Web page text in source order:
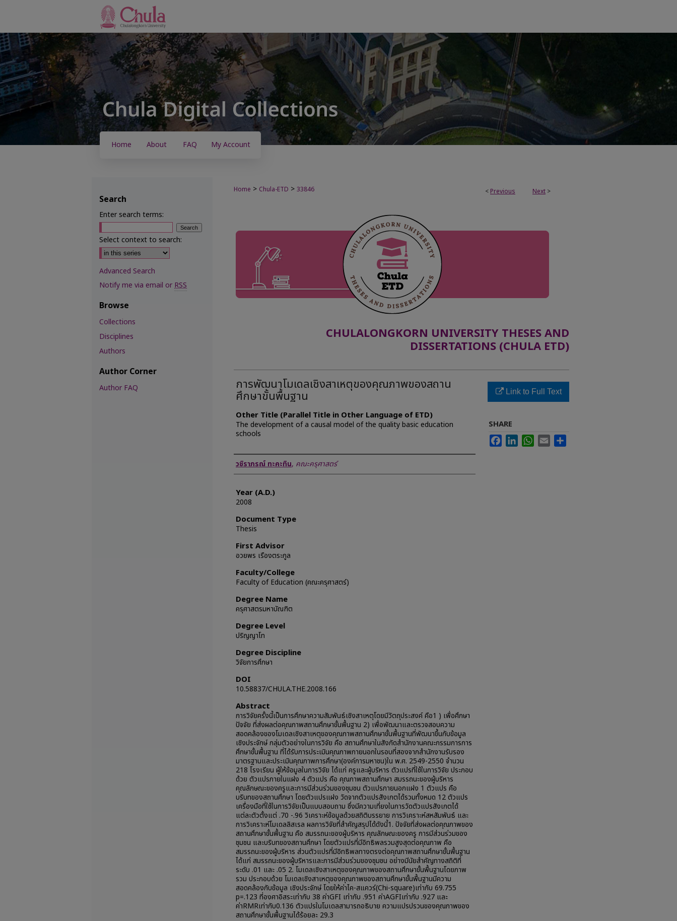
Home About FAQ My Account
< Previous Next >
Home > Chula-ETD > 33846
CHULALONGKORN UNIVERSITY THESES AND
DISSERTATIONS (CHULA ETD)
การพัฒนาโมเดลเชิงสาเหตุของคุณภาพของสถาน
ศึกษาขั้นพื้นฐาน
Other Title (Parallel Title in Other Language of ETD)
The development of a causal model of the quality basic education
schools
Author
วชิราภรณ์ ทะคะทิน, คณะครุศาสตร์
Year (A.D.)
2008
Document Type
Thesis
First Advisor
อวยพร เรืองตระกูล
Faculty/College
Faculty of Education (คณะครุศาสตร์)
Degree Name
ครุศาสตรมหาบัณฑิต
Degree Level
ปริญญาโท
Degree Discipline
วิจัยการศึกษา
DOI
10.58837/CHULA.THE.2008.166
Abstract
การวิจัยครั้งนี้เป็นการศึกษาความสัมพันธ์เชิงสาเหตุโดยมีวัตถุประสงค์ คือ1 ) เพื่อศึกษา
ปัจจัย ที่ส่งผลต่อคุณภาพสถานศึกษาขั้นพื้นฐาน 2) เพื่อพัฒนาและตรวจสอบความ
สอดคล้องของโมเดลเชิงสาเหตุของคุณภาพสถานศึกษาขั้นพื้นฐานที่พัฒนาขึ้นกับข้อมูล
เชิงประจักษ์ กลุ่มตัวอย่างในการวิจัย คือ สถานศึกษาในสังกัดสำนักงานคณะกรรมการการ
ศึกษาขั้นพื้นฐาน ที่ได้รับการประเมินคุณภาพภายนอกในรอบที่สองจากสำนักงานรับรอง
มาตรฐานและประเมินคุณภาพการศึกษา(องค์การมหาชน)ใน พ.ศ. 2549-2550 จำนวน
218 โรงเรียน ผู้ให้ข้อมูลในการวิจัย ได้แก่ ครูและผู้บริหาร ตัวแปรที่ใช้ในการวิจัย ประกอบ
ด้วย ตัวแปรภายในแฝง 4 ตัวแปร คือ คุณภาพสถานศึกษา สมรรถนะของผู้บริหาร
คุณลักษณะของครูและการมีส่วนร่วมของชุมชน ตัวแปรภายนอกแฝง 1 ตัวแปร คือ
บริบทของสถานศึกษา โดยตัวแปรแฝง วัดจากตัวแปรสังเกตได้รวมทั้งหมด 12 ตัวแปร
เครื่องมือที่ใช้ในการวิจัยเป็นแบบสอบถาม ซึ่งมีความเที่ยงในการวัดตัวแปรสังเกตได้
แต่ละตัวตั้งแต่ .70 -.96 วิเคราะห์ข้อมูลด้วยสถิติบรรยาย การวิเคราะห์สหสัมพันธ์ และ
การวิเคราะห์โมเดลลิสเรล ผลการวิจัยที่สำคัญสรุปได้ดังนี้1. ปัจจัยที่ส่งผลต่อคุณภาพของ
สถานศึกษาขั้นพื้นฐาน คือ สมรรถนะของผู้บริหาร คุณลักษณะของครู การมีส่วนร่วมของ
ชุมชน และบริบทของสถานศึกษา โดยตัวแปรที่มีอิทธิพลรวมสูงสุดต่อคุณภาพ คือ
สมรรถนะของผู้บริหาร ส่วนตัวแปรที่มีอิทธิพลทางตรงต่อคุณภาพสถานศึกษาขั้นพื้นฐาน
ได้แก่ สมรรถนะของผู้บริหารและการมีส่วมร่วมของชุมชน อย่างมีนัยสำคัญทางสถิติที่
ระดับ .01 และ .05 2. โมเดลเชิงสาเหตุของคุณภาพของสถานศึกษาขั้นพื้นฐานโดยภาพ
รวม ประกอบด้วย โมเดลเชิงสาเหตุของคุณภาพของสถานศึกษาขั้นพื้นฐานมีความ
สอดคล้องกับข้อมูล เชิงประจักษ์ โดยให้ค่าไค-สแควร์(Chi-square)เท่ากับ 69.755
p=.123 ที่องศาอิสระเท่ากับ 38 ค่าGFI เท่ากับ .951 ค่าAGFIเท่ากับ .927 และ
ค่าRMRเท่ากับ0.136 ตัวแปรในโมเดลสามารถอธิบาย ความแปรปรวนของคุณภาพของ
สถานศึกษาขั้นพื้นฐานได้ร้อยละ 29.3
Link to Full Text
SHARE
FacebookLinkedInWhatsApp
Email
Search
Enter search terms:
Select context to search:
Advanced Search
Notify me via email orRSS
Browse
Collections
Disciplines
Authors
Author Corner
Author FAQ